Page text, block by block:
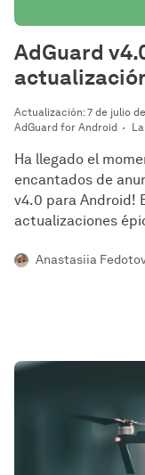
Actualización: 7 de julio
AdGuard for Android
AdGuard
Ha llegado el
encantados de
v4.0 para Android!
actualizaciones
Anastasiia